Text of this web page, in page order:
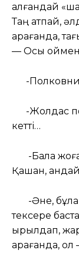
алғандай
Таң атпай,
қарағанда,
— Осы оймен
-
-Жолдас
кетті…
-Бала
Қашан,
-Әне, бұлар
тексере
қырылдап,
қарағанда,